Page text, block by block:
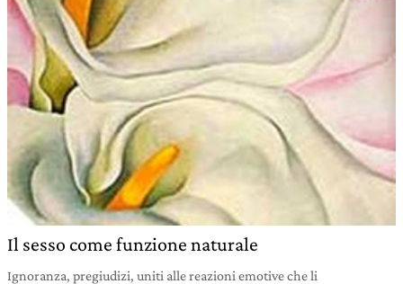
Il sesso come funzione naturale
Ignoranza, pregiudizi, uniti alle reazioni emotive che li